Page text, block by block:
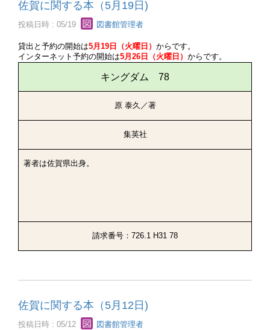
佐賀に関する本（5月19日)
投稿日時 : 05/19 図書館管理者
貸出と予約の開始は5月19日（火曜日） からです。
インターネット予約の開始は5月26日（火曜日） からです。
キングダム 78
原 泰久／著
集英社
著者は佐賀県出身。
請求番号：726.1 H31 78
佐賀に関する本（5月12日)
投稿日時 : 05/12 図書館管理者